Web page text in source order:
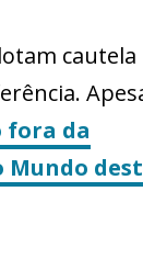
cautela
fora da
Mundo